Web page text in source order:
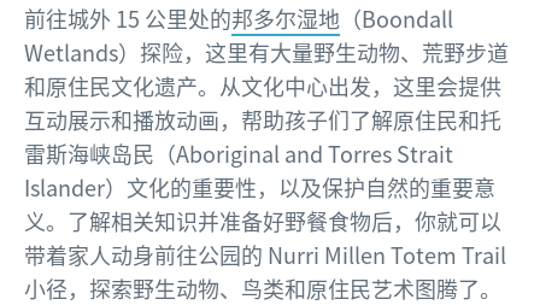
前往城外 15 公里处的邦多尔湿地 （Boondall
Wetlands）探险，这里有大量野生动物、荒野步道
和原住民文化遗产。从文化中心出发，这里会提供
互动展示和播放动画，帮助孩子们了解原住民和托
雷斯海峡岛民（Aboriginal and Torres Strait
Islander）文化的重要性，以及保护自然的重要意
义。了解相关知识并准备好野餐食物后，你就可以
带着家人动身前往公园的 Nurri Millen Totem Trail
小径，探索野生动物、鸟类和原住民艺术图腾了。